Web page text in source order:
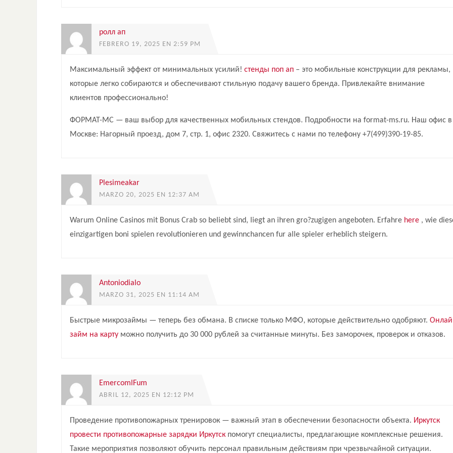
ролл ап
FEBRERO 19, 2025 EN 2:59 PM
Максимальный эффект от минимальных усилий! стенды поп ап – это мобильные конструкции для рекламы,
которые легко собираются и обеспечивают стильную подачу вашего бренда. Привлекайте внимание
клиентов профессионально!
ФОРМАТ-МС — ваш выбор для качественных мобильных стендов. Подробности на format-ms.ru. Наш офис в
Москве: Нагорный проезд, дом 7, стр. 1, офис 2320. Свяжитесь с нами по телефону +7(499)390-19-85.
Plesimeakar
MARZO 20, 2025 EN 12:37 AM
Warum Online Casinos mit Bonus Crab so beliebt sind, liegt an ihren gro?zugigen angeboten. Erfahre here , wie
einzigartigen boni spielen revolutionieren und gewinnchancen fur alle spieler erheblich steigern.
Antoniodialo
MARZO 31, 2025 EN 11:14 AM
Быстрые микрозаймы — теперь без обмана. В списке только МФО, которые действительно одобряют.
займ на карту можно получить до 30 000 рублей за считанные минуты. Без заморочек, проверок и отказов.
EmercomlFum
ABRIL 12, 2025 EN 12:12 PM
Проведение противопожарных тренировок — важный этап в обеспечении безопасности объекта. Иркутск
провести противопожарные зарядки Иркутск помогут специалисты, предлагающие комплексные решения.
Такие мероприятия позволяют обучить персонал правильным действиям при чрезвычайной ситуации.